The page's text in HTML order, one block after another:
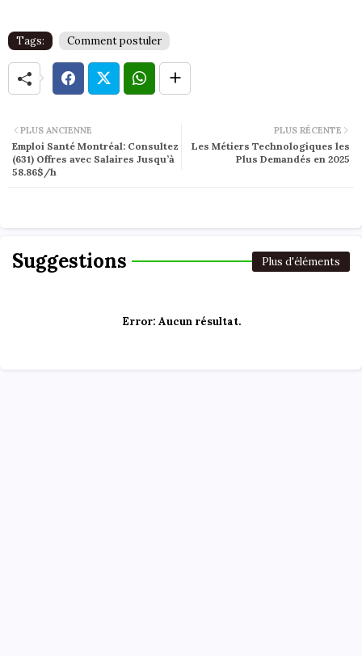
Tags: Comment postuler
PLUS RÉCENTE
Les Métiers Technologiques les
Plus Demandés en 2025
PLUS ANCIENNE
Emploi Santé Montréal: Consultez
(631) Offres avec Salaires Jusqu’à
58.86$/h
Suggestions Plus d'éléments
Error: Aucun résultat.